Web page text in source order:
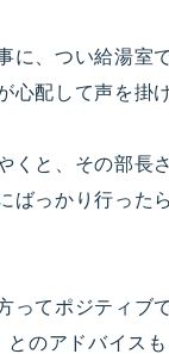
に、つい給湯室
配して声を掛
くと、その部長
ばっかり行った
てポジティブ
のアドバイスも